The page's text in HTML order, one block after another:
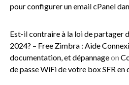
pour configurer un email cPanel
Est-il contraire à la loi de partager
2024? – Free Zimbra : Aide
documentation, et dépannageon
de passe WiFi de votre box SFR en